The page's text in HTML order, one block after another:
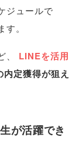
ジュールで
す。
、
LINEを活用
定獲得が狙え
が活躍でき